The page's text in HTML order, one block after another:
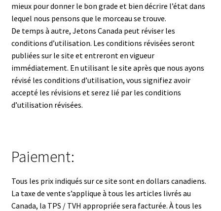
mieux pour donner le bon grade et bien décrire l’état dans
lequel nous pensons que le morceau se trouve.
De temps à autre, Jetons Canada peut réviser les
conditions d’utilisation. Les conditions révisées seront
publiées sur le site et entreront en vigueur
immédiatement. En utilisant le site après que nous ayons
révisé les conditions d’utilisation, vous signifiez avoir
accepté les révisions et serez lié par les conditions
d’utilisation révisées.
Paiement:
Tous les prix indiqués sur ce site sont en dollars canadiens.
La taxe de vente s’applique à tous les articles livrés au
Canada, la TPS / TVH appropriée sera facturée. À tous les